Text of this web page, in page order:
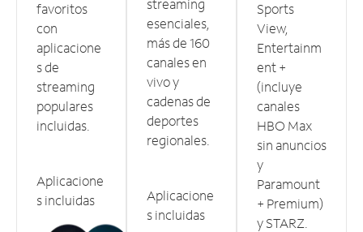
favoritos
con
aplicacione
s de
streaming
populares
incluidas.
Aplicacione
s incluidas
streaming
esenciales,
más de 160
canales en
vivo y
cadenas de
deportes
regionales.
Aplicacione
s incluidas
Sports
View,
Entertainm
ent +
(incluye
canales
HBO Max
sin anuncios
y
Paramount
+ Premium)
y STARZ.